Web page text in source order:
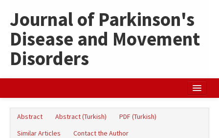
Journal of Parkinson's
Disease and Movement
Disorders
Abstract Abstract (Turkish)
PDF (Turkish)
Similar Articles
Contact the Author